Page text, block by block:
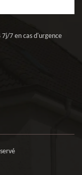
7 en cas d'urgence